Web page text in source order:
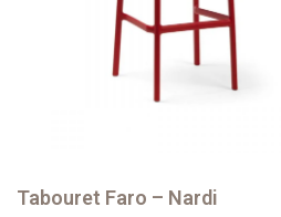
Tabouret Faro – Nardi